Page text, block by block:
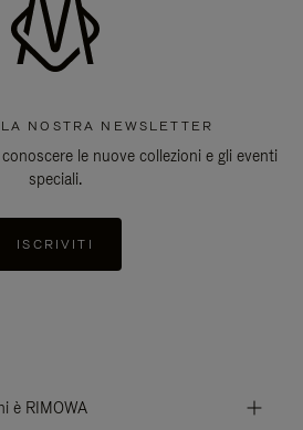
NOSTRA NEWSLETTER
le nuove collezioni e gli eventi
speciali.
ISCRIVITI
è RIMOWA